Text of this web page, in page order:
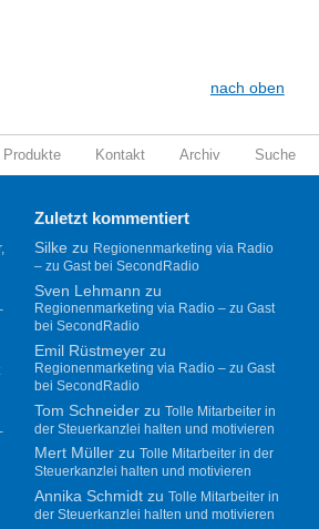
nach oben
Produkte Kontakt Archiv Suche
Zuletzt kommentiert
Silkezu Regionenmarketing via Radio
– zu Gast bei SecondRadio
Sven Lehmann zu
Regionenmarketing via Radio – zu Gast
bei SecondRadio
Emil Rüstmeyerzu
Regionenmarketing via Radio – zu Gast
bei SecondRadio
Tom Schneiderzu Tolle Mitarbeiter in
der Steuerkanzlei halten und motivieren
Mert Müllerzu Tolle Mitarbeiter in der
Steuerkanzlei halten und motivieren
Annika Schmidtzu Tolle Mitarbeiter in
der Steuerkanzlei halten und motivieren